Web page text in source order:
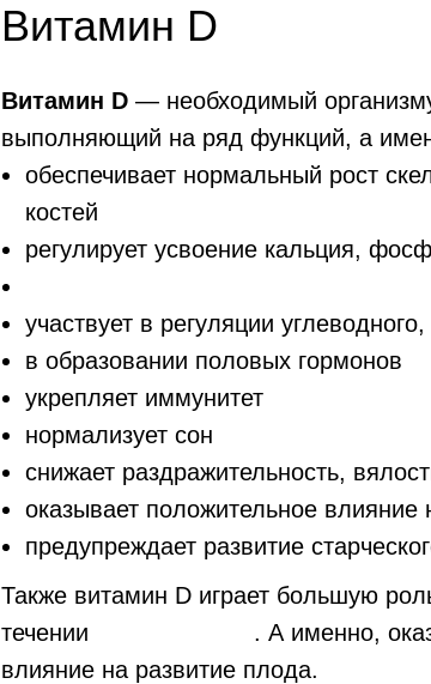
Витамин D
Витамин D — необходимый
выполняющий на ряд функций, а
обеспечивает нормальный рост
костей
регулирует усвоение кальция,
участвует в регуляции
в образовании половых гормонов
укрепляет иммунитет
нормализует сон
снижает раздражительность,
оказывает положительное влияние
предупреждает развитие
Также витамин D играет большую
течении
. А именно,
влияние на развитие плода.